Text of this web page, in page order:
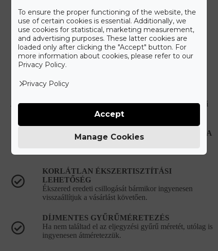
Ismerd meg a Gyűrű Neked
A maximális kényelmet szem előtt tartva állítottuk össze a Gyűrű
Neked Care+ csomagot, melyet alább olvashat.
HIBÁS, VAGY SÉRÜLT ÉKSZEREK JAVÍTÁSA
Újonnan vásárolt hibás ékszer esetén teljes mértékben
KORLÁTLAN ÉKSZERTISZTÍTÁSI
LEHETŐSÉG
Ékszered eredeti csillogását bármikor ingyenesen
visszaállítjuk a vásárlást követően.
DÍJMENTES GYŰRŰMÉRETEZÉS
Ha nem találtad el az eljegyzési gyűrű méretét, utólag is
ingyenesen átméretezzük.
To ensure the proper functioning of the website, the
use of certain cookies is essential. Additionally, we
use cookies for statistical, marketing measurement,
and advertising purposes. These latter cookies are
loaded only after clicking the "Accept" button. For
more information about cookies, please refer to our
Privacy Policy.
Privacy Policy
Manage Cookies
Accept